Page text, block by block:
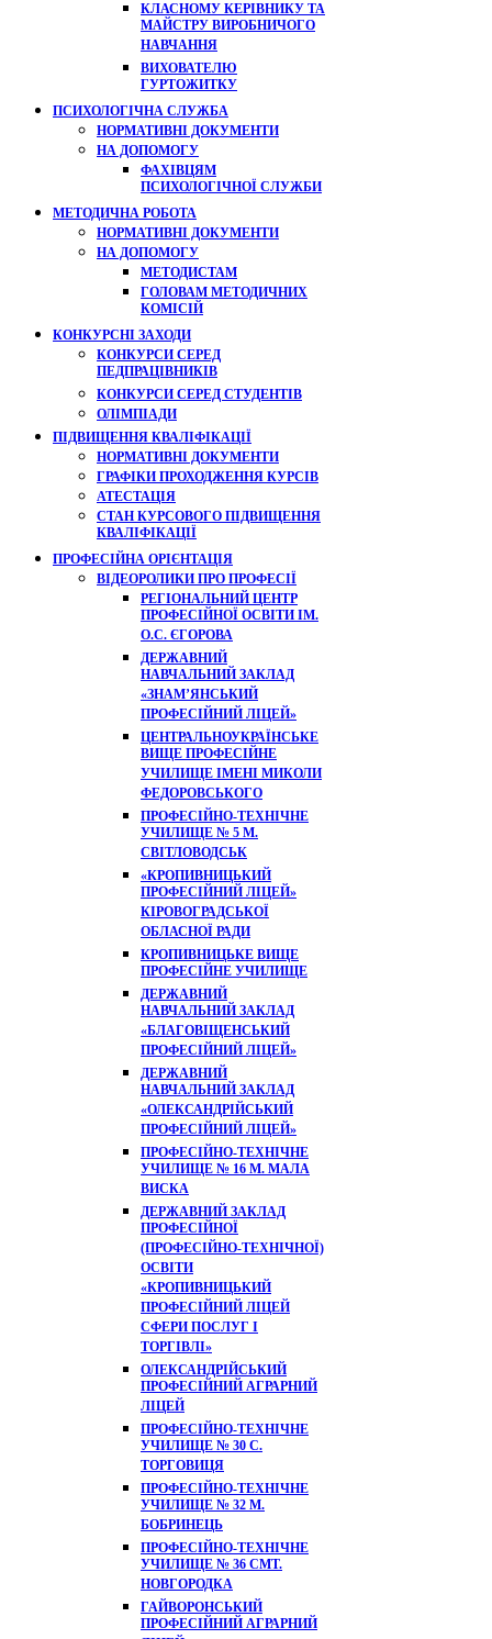
КЛАСНОМУ КЕРІВНИКУ ТА
МАЙСТРУ ВИРОБНИЧОГО
НАВЧАННЯ
ВИХОВАТЕЛЮ
ГУРТОЖИТКУ
ПСИХОЛОГІЧНА СЛУЖБА
НОРМАТИВНІ ДОКУМЕНТИ
НА ДОПОМОГУ
ФАХІВЦЯМ
ПСИХОЛОГІЧНОЇ СЛУЖБИ
МЕТОДИЧНА РОБОТА
НОРМАТИВНІ ДОКУМЕНТИ
НА ДОПОМОГУ
МЕТОДИСТАМ
ГОЛОВАМ МЕТОДИЧНИХ
КОМІСІЙ
КОНКУРСНІ ЗАХОДИ
КОНКУРСИ СЕРЕД
ПЕДПРАЦІВНИКІВ
КОНКУРСИ СЕРЕД СТУДЕНТІВ
ОЛІМПІАДИ
ПІДВИЩЕННЯ КВАЛІФІКАЦІЇ
НОРМАТИВНІ ДОКУМЕНТИ
ГРАФІКИ ПРОХОДЖЕННЯ КУРСІВ
АТЕСТАЦІЯ
СТАН КУРСОВОГО ПІДВИЩЕННЯ
КВАЛІФІКАЦІЇ
ПРОФЕСІЙНА ОРІЄНТАЦІЯ
ВІДЕОРОЛИКИ ПРО ПРОФЕСІЇ
РЕГІОНАЛЬНИЙ ЦЕНТР
ПРОФЕСІЙНОЇ ОСВІТИ ІМ.
О.С. ЄГОРОВА
ДЕРЖАВНИЙ
НАВЧАЛЬНИЙ ЗАКЛАД
«ЗНАМ’ЯНСЬКИЙ
ПРОФЕСІЙНИЙ ЛІЦЕЙ»
ЦЕНТРАЛЬНОУКРАЇНСЬКЕ
ВИЩЕ ПРОФЕСІЙНЕ
УЧИЛИЩЕ ІМЕНІ МИКОЛИ
ФЕДОРОВСЬКОГО
ПРОФЕСІЙНО-ТЕХНІЧНЕ
УЧИЛИЩЕ № 5 М.
СВІТЛОВОДСЬК
«КРОПИВНИЦЬКИЙ
ПРОФЕСІЙНИЙ ЛІЦЕЙ»
КІРОВОГРАДСЬКОЇ
ОБЛАСНОЇ РАДИ
КРОПИВНИЦЬКЕ ВИЩЕ
ПРОФЕСІЙНЕ УЧИЛИЩЕ
ДЕРЖАВНИЙ
НАВЧАЛЬНИЙ ЗАКЛАД
«БЛАГОВІЩЕНСЬКИЙ
ПРОФЕСІЙНИЙ ЛІЦЕЙ»
ДЕРЖАВНИЙ
НАВЧАЛЬНИЙ ЗАКЛАД
«ОЛЕКСАНДРІЙСЬКИЙ
ПРОФЕСІЙНИЙ ЛІЦЕЙ»
ПРОФЕСІЙНО-ТЕХНІЧНЕ
УЧИЛИЩЕ № 16 М. МАЛА
ВИСКА
ДЕРЖАВНИЙ ЗАКЛАД
ПРОФЕСІЙНОЇ
(ПРОФЕСІЙНО-ТЕХНІЧНОЇ)
ОСВІТИ
«КРОПИВНИЦЬКИЙ
ПРОФЕСІЙНИЙ ЛІЦЕЙ
СФЕРИ ПОСЛУГ І
ТОРГІВЛІ»
ОЛЕКСАНДРІЙСЬКИЙ
ПРОФЕСІЙНИЙ АГРАРНИЙ
ЛІЦЕЙ
ПРОФЕСІЙНО-ТЕХНІЧНЕ
УЧИЛИЩЕ № 30 С.
ТОРГОВИЦЯ
ПРОФЕСІЙНО-ТЕХНІЧНЕ
УЧИЛИЩЕ № 32 М.
БОБРИНЕЦЬ
ПРОФЕСІЙНО-ТЕХНІЧНЕ
УЧИЛИЩЕ № 36 СМТ.
НОВГОРОДКА
ГАЙВОРОНСЬКИЙ
ПРОФЕСІЙНИЙ АГРАРНИЙ